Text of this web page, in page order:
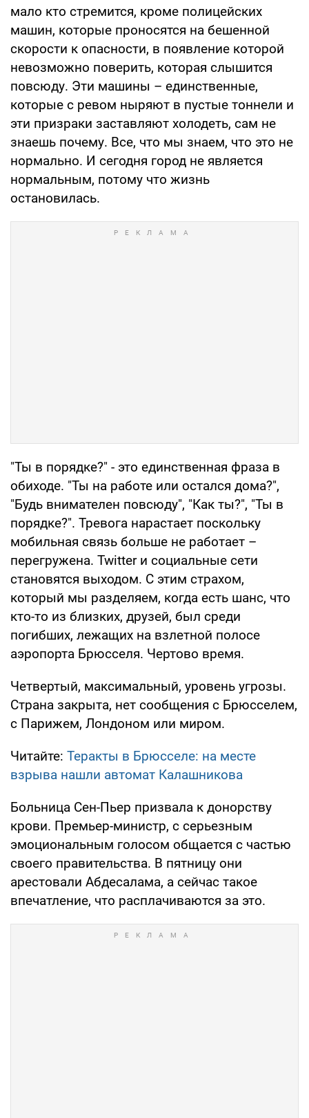
мало кто стремится, кроме полицейских
машин, которые проносятся на бешенной
скорости к опасности, в появление которой
невозможно поверить, которая слышится
повсюду. Эти машины – единственные,
которые с ревом ныряют в пустые тоннели и
эти призраки заставляют холодеть, сам не
знаешь почему. Все, что мы знаем, что это не
нормально. И сегодня город не является
нормальным, потому что жизнь
остановилась.
"Ты в порядке?" - это единственная фраза в
обиходе. "Ты на работе или остался дома?",
"Будь внимателен повсюду", "Как ты?", "Ты в
порядке?". Тревога нарастает поскольку
мобильная связь больше не работает –
перегружена. Twitter и социальные сети
становятся выходом. С этим страхом,
который мы разделяем, когда есть шанс, что
кто-то из близких, друзей, был среди
погибших, лежащих на взлетной полосе
аэропорта Брюсселя. Чертово время.
Четвертый, максимальный, уровень угрозы.
Страна закрыта, нет сообщения с Брюсселем,
с Парижем, Лондоном или миром.
Читайте: Теракты в Брюсселе: на месте
взрыва нашли автомат Калашникова
Больница Сен-Пьер призвала к донорству
крови. Премьер-министр, с серьезным
эмоциональным голосом общается с частью
своего правительства. В пятницу они
арестовали Абдесалама, а сейчас такое
впечатление, что расплачиваются за это.